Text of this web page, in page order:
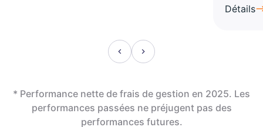
Détails
* Performance nette de frais de gestion en 2025. Les
performances passées ne préjugent pas des
performances futures.